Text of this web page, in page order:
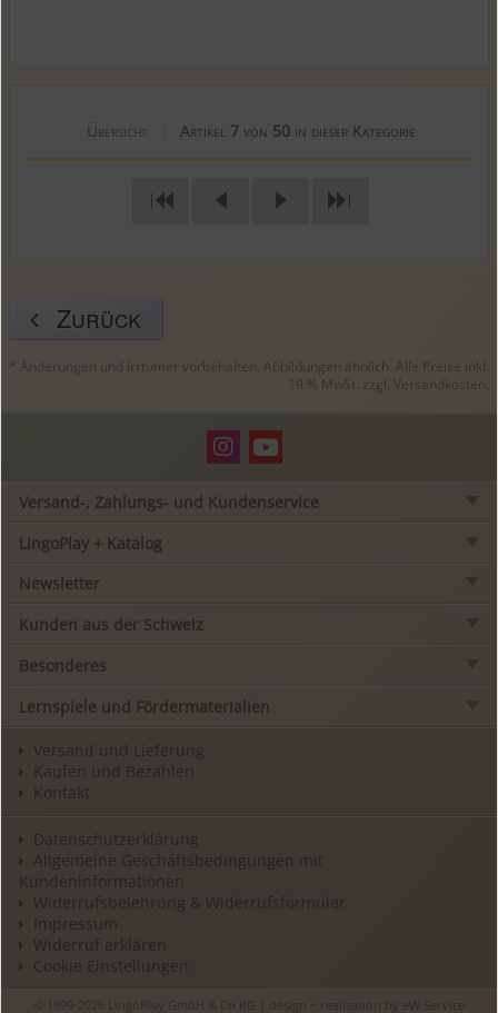
Übersicht Artikel 7von 50in dieser Kategorie
| |
Zurück
* Änderungen und Irrtümer vorbehalten. Abbildungen ähnlich. Alle Preise inkl.
19 % MwSt. zzgl. Versandkosten.
Versand-, Zahlungs- und Kundenservice
LingoPlay + Katalog
Newsletter
Kunden aus der Schweiz
Besonderes
Lernspiele und Fördermaterialien
Versand und Lieferung
Kaufen und Bezahlen
Kontakt
Datenschutzerklärung
Allgemeine Geschäftsbedingungen mit
Kundeninformationen
Widerrufsbelehrung & Widerrufsformular
Impressum
Widerruf erklären
Cookie Einstellungen
© 1999-2026 LingoPlay GmbH & Co KG | design + realization by eW Service